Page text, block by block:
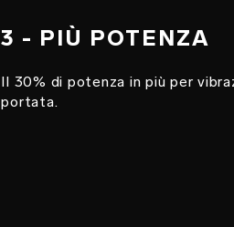
3 - PIÙ POTENZA
Il 30% di potenza in più per
portata.